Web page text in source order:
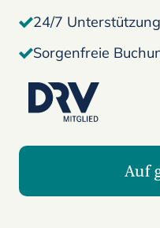
24/7
Sorgenfreie
Auf